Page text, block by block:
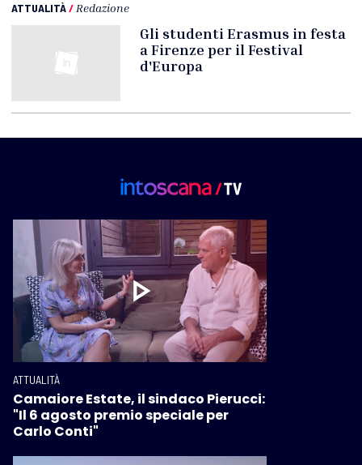
ATTUALITÀ/ Redazione
Gli studenti Erasmus in festa
a Firenze per il Festival
d'Europa
ATTUALITÀ
Camaiore Estate, il sindaco Pierucci:
"Il 6 agosto premio speciale per
Carlo Conti"